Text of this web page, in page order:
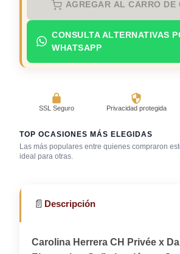
AGREGAR AL CARRO DE
CONSULTA ALTERNATIVAS
WHATSAPP
SSL Seguro Privacidad protegida
TOP OCASIONES MÁS ELEGIDAS
Las más populares entre quienes compraron
ideal para otras.
Cena con amigos
corporativo / cena
📄 Descripción
Carolina Herrera CH Privée x